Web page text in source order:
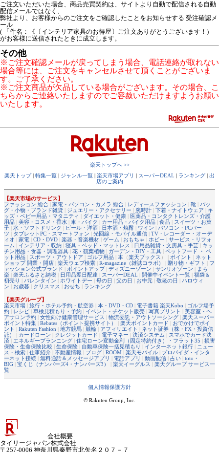
ご注文いただいた場合、商品売買契約は、サイトより自動で配信される自動
配信メールではなく、
弊社より、お客様からのご注文をご確認したことをお知らせする 受注確認メ
ール
( 「件名：《〔インテリア家具のお得屋〕ご注文ありがとうございます！)
がお客様に送信されたときに成立します。
その他
※ご注文確認メールが戻ってしまう場合、電話連絡が取れない
場合等には、ご注文をキャンセルさせて頂くことがございま
す。ご了承ください。
※ご注文商品が欠品している場合がございます。その場合、こ
ちらからご連絡いたしますのでご容赦いただけますようお願い
いたします。
楽天トップへ >>
楽天トップ| 特集一覧 | ジャンル一覧 | 楽天市場アプリ | スーパーDEAL | ランキング | 出
店のご案内
【楽天市場のサービス】
ファッション 総合 | 家電・パソコン・カメラ 総合 | レディースファッション | 靴 | バッ
グ・小物・ブランド雑貨 | ジュエリー・アクセサリー | 腕時計 | 下着・ナイトウェア | キ
ッズ・ベビー用品・マタニティ | ダイエット・健康 | 医薬品・コンタクトレンズ・介護
用品 | 美容・コスメ・香水 | 車・バイク | カー用品・バイク用品 | 食品 | スイーツ・お菓
子 | 水・ソフトドリンク | ビール・洋酒 | 日本酒・焼酎 | ワイン | パソコン・PCパー
ツ | タブレットPC・スマートフォン | 光回線・モバイル通信 | TV・レコーダー・オーデ
ィオ | 家電 | CD・DVD | 楽器・音楽機材 | ゲーム | おもちゃ | ホビー | サービス・リフォ
ーム | インテリア・収納 | 寝具・ベッド・マットレス | 日用品雑貨・文房具・手芸 | キッ
チン用品・食器・調理器具 | 花・観葉植物 | ガーデン・DIY・工具 | ペットフード ・ ペ
ット用品 | スポーツ・アウトドア | ゴルフ用品 | 本 （楽天ブックス ） | ポイント | ネット
ショップ 開業・開店 | 楽天ウェブ検索 | R-magazine（雑誌コラボ） | 贈り物・ギフト | フ
ァッション公式ブランド | ポイントアップ| ディズニーゾーン | サンリオゾーン | まち
楽 | 楽天ふるさと納税 | 日用品翌日配達 | スーパーDEAL | 開催中イベント一覧 | 福袋＆
初売り | バレンタイン | ホワイトデー | 母の日 | 父の日 | お中元 | 敬老の日 | ハロウィ
ン | お歳暮 | クリスマス | おせち | ランキング
【楽天グループ】
楽天市場 | 旅行・ホテル予約・航空券 | 本・DVD・CD | 電子書籍 楽天Kobo | ゴルフ場予
約 | レシピ | 車検見積もり・予約 | イベント・チケット販売 | 写真プリント | 美容室・ヘ
アサロン予約 | 女性向け健康管理サービス | 物流委託・アウトソーシング | 楽天スーパー
ポイント特集 | Rebates（ポイント提携サイト） | 楽天ポイントカード | おでかけでポイ
ント | Rakuten Fashion | 地方競馬 | 競輪 | アフィリエイト | ネット証券（株・FX・投資信
託）
| カードローン | クレジットカード | 電子マネー | 決済システム | スマホでカード決
済 | エネルギープランニング | 住宅ローン変動金利（固定特約付き）・フラット35 | 損害
保険・生命保険比較 | 生命保険 | 自動車保険一括見積もり | インターネット銀行 | ニュー
ス・検索 | 仕事紹介 | 不動産情報 | ブログ | ROOM | 楽天モバイル | プロバイダ・インタ
ーネット接続 | 無料通話＆メッセージアプリ | 電話アプリ | 動画配信 | 占い | toto・
BIG | 宝くじ（ナンバーズ4・ナンバーズ3） | 楽天イーグルス | 楽天グループ サービス一
覧
個人情報保護方針
© Rakuten Group, Inc.
会社概要
タイリージャパン株式会社
〒257-0006 神奈川県秦野市北矢名２０７－７